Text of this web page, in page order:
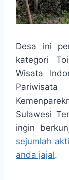
Desa ini
kategori
Wisata
Sulawesi
ingin
sejumlah
anda jajal.